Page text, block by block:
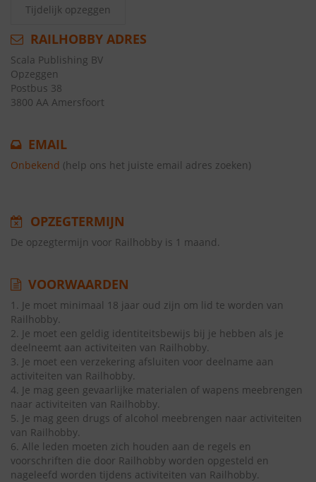
Tijdelijk opzeggen
RAILHOBBY ADRES
Scala Publishing BV
Opzeggen
Postbus 38
3800 AA Amersfoort
EMAIL
Onbekend (help ons het juiste email adres zoeken)
OPZEGTERMIJN
De opzegtermijn voor Railhobby is 1 maand.
VOORWAARDEN
1. Je moet minimaal 18 jaar oud zijn om lid te worden van
Railhobby.
2. Je moet een geldig identiteitsbewijs bij je hebben als je
deelneemt aan activiteiten van Railhobby.
3. Je moet een verzekering afsluiten voor deelname aan
activiteiten van Railhobby.
4. Je mag geen gevaarlijke materialen of wapens meebrengen
naar activiteiten van Railhobby.
5. Je mag geen drugs of alcohol meebrengen naar activiteiten
van Railhobby.
6. Alle leden moeten zich houden aan de regels en
voorschriften die door Railhobby worden opgesteld en
nageleefd worden tijdens activiteiten van Railhobby.